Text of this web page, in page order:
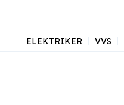
ELEKTRIKER VVS